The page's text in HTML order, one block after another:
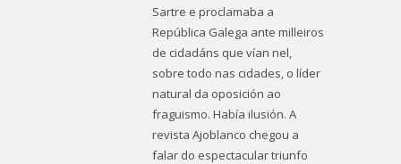
Sartre e proclamaba a
República Galega ante milleiros
de cidadáns que vían nel,
sobre todo nas cidades, o líder
natural da oposición ao
fraguismo. Había ilusión. A
revista Ajoblanco chegou a
falar do espectacular triunfo